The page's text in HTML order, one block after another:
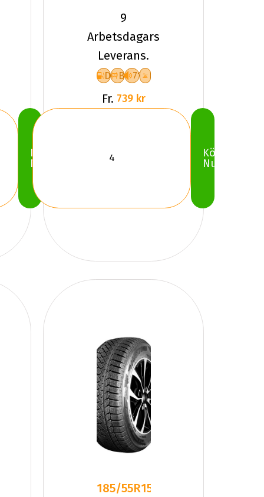
Köp
Nu
WINTER
LANDER
9
Arbetsdagars
Leverans.
D B 71
Fr. 739 kr
Köp
Nu
185/55R15